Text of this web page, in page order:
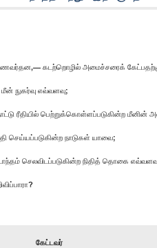
கடற்றொழில் அமைச்சரைக்
நுகர்வு எவ்வளவு;
ரீதியில் பெற்றுக்கொள்ளப்படுகின்ற
செய்யப்படுகின்ற நாடுகள் யாவை;
செலவிடப்படுகின்ற நிதித் தொகை
கேட்டவர்